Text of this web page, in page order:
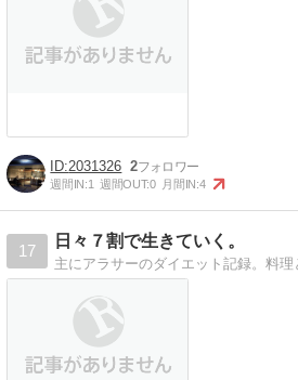
2031326 2
週間IN:1 週間OUT:0 月間IN:4
17
日々７割で生きていく。
主にアラサーのダイエット記録。料理